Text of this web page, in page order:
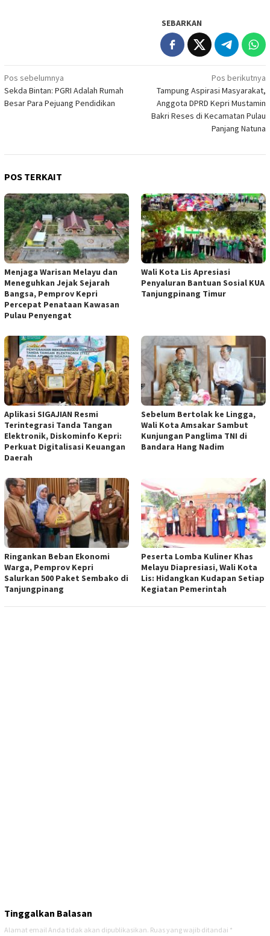
SEBARKAN
Navigasi
pos
Pos sebelumnya
Sekda Bintan: PGRI Adalah Rumah
Besar Para Pejuang Pendidikan
Pos berikutnya
Tampung Aspirasi Masyarakat,
Anggota DPRD Kepri Mustamin
Bakri Reses di Kecamatan Pulau
Panjang Natuna
POS TERKAIT
Menjaga Warisan Melayu dan
Meneguhkan Jejak Sejarah
Bangsa, Pemprov Kepri
Percepat Penataan Kawasan
Pulau Penyengat
Wali Kota Lis Apresiasi
Penyaluran Bantuan Sosial KUA
Tanjungpinang Timur
Aplikasi SIGAJIAN Resmi
Terintegrasi Tanda Tangan
Elektronik, Diskominfo Kepri:
Perkuat Digitalisasi Keuangan
Daerah
Sebelum Bertolak ke Lingga,
Wali Kota Amsakar Sambut
Kunjungan Panglima TNI di
Bandara Hang Nadim
Ringankan Beban Ekonomi
Warga, Pemprov Kepri
Salurkan 500 Paket Sembako di
Tanjungpinang
Peserta Lomba Kuliner Khas
Melayu Diapresiasi, Wali Kota
Lis: Hidangkan Kudapan Setiap
Kegiatan Pemerintah
Tinggalkan Balasan
Alamat email Anda tidak akan dipublikasikan. Ruas yang wajib ditandai *